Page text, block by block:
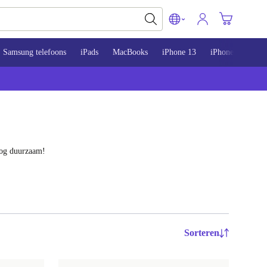
Samsung telefoons iPads MacBooks iPhone 13 iPhone 14
duurzaam!
Sorteren